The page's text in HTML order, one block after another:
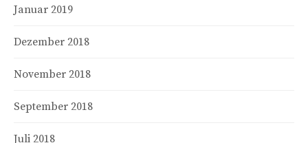
Januar 2019
Dezember 2018
November 2018
September 2018
Juli 2018